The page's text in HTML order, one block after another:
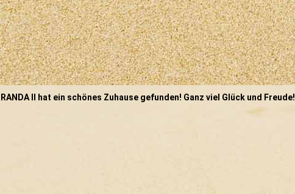
RANDA II hat ein schönes Zuhause gefunden! Ganz viel Glück und Freude!